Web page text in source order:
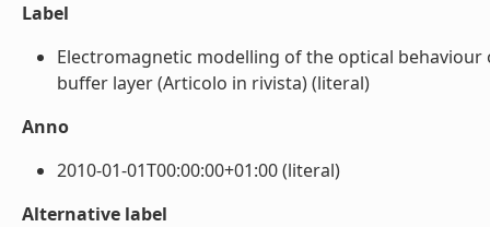
Label
Electromagnetic modelling of the optical
buffer layer (Articolo in rivista) (literal)
Anno
2010-01-01T00:00:00+01:00 (literal)
Alternative label